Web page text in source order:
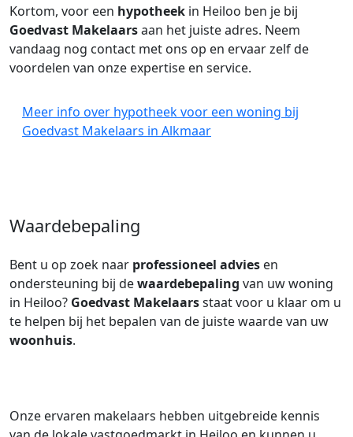
Kortom, voor een hypotheek in Heiloo ben je bij
Goedvast Makelaarsaan het juiste adres. Neem
vandaag nog contact met ons op en ervaar zelf de
voordelen van onze expertise en service.
Meer info over hypotheek voor een woning bij
Goedvast Makelaars in Alkmaar
Waardebepaling
Bent u op zoek naar professioneel advies en
ondersteuning bij dewaardebepaling van uw woning
in Heiloo? Goedvast Makelaarsstaat voor u klaar om u
te helpen bij het bepalen van de juiste waarde van uw
woonhuis.
Onze ervaren makelaars hebben uitgebreide kennis